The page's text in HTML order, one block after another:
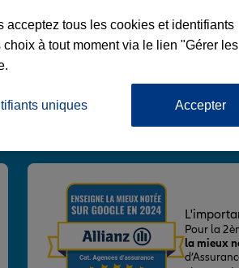
Pour la
la mieux
acceptez tous les cookies et identifiants
à tout moment via le lien "Gérer les
uniques Accepter